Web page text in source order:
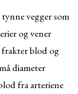
vegger som
og vener
blod og
diameter
fra arteriene